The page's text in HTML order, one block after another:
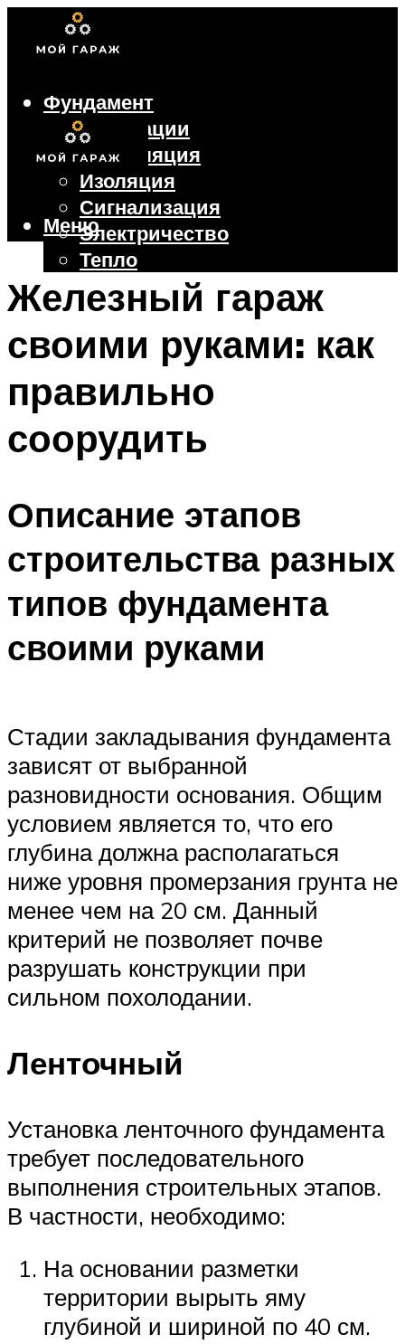
Фундамент
Коммуникации
Вентиляция
Изоляция
Сигнализация
Электричество
Тепло
Крыша
Ворота
Меню
Железный гараж
своими руками: как
правильно
соорудить
Описание этапов
строительства разных
типов фундамента
своими руками
Стадии закладывания фундамента
зависят от выбранной
разновидности основания. Общим
условием является то, что его
глубина должна располагаться
ниже уровня промерзания грунта не
менее чем на 20 см. Данный
критерий не позволяет почве
разрушать конструкции при
сильном похолодании.
Ленточный
Установка ленточного фундамента
требует последовательного
выполнения строительных этапов.
В частности, необходимо:
На основании разметки
территории вырыть яму
глубиной и шириной по 40 см.